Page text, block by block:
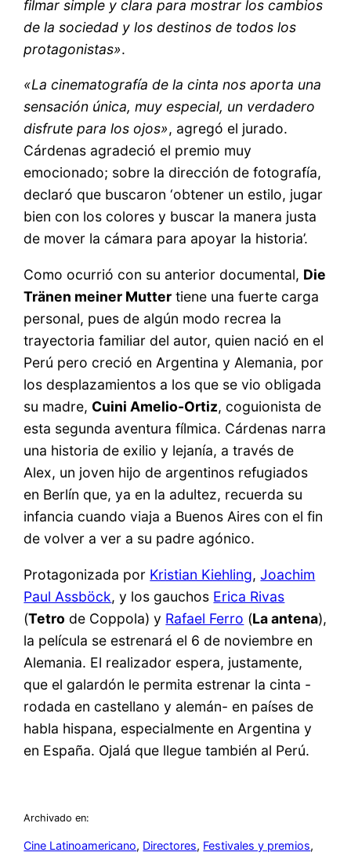
filmar simple y clara para mostrar los cambios
de la sociedad y los destinos de todos los
protagonistas».
«La cinematografía de la cinta nos aporta una
sensación única, muy especial, un verdadero
disfrute para los ojos», agregó el jurado.
Cárdenas agradeció el premio muy
emocionado; sobre la dirección de fotografía,
declaró que buscaron ‘obtener un estilo, jugar
bien con los colores y buscar la manera justa
de mover la cámara para apoyar la historia’.
Como ocurrió con su anterior documental, Die
Tränen meiner Mutter tiene una fuerte carga
personal, pues de algún modo recrea la
trayectoria familiar del autor, quien nació en el
Perú pero creció en Argentina y Alemania, por
los desplazamientos a los que se vio obligada
su madre, Cuini Amelio-Ortiz, coguionista de
esta segunda aventura fílmica. Cárdenas narra
una historia de exilio y lejanía, a través de
Alex, un joven hijo de argentinos refugiados
en Berlín que, ya en la adultez, recuerda su
infancia cuando viaja a Buenos Aires con el fin
de volver a ver a su padre agónico.
Protagonizada por Kristian Kiehling,Joachim
Paul Assböck, y los gauchos Erica Rivas
(Tetro de Coppola) y Rafael Ferro (La antena),
la película se estrenará el 6 de noviembre en
Alemania. El realizador espera, justamente,
que el galardón le permita estrenar la cinta -
rodada en castellano y alemán- en países de
habla hispana, especialmente en Argentina y
en España. Ojalá que llegue también al Perú.
Archivado en:
Cine Latinoamericano, Directores, Festivales y premios